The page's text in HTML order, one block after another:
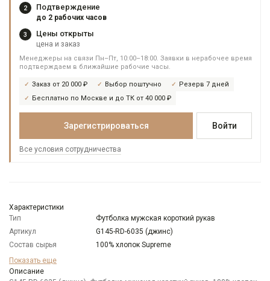
2 Подтверждение
до 2 рабочих часов
3 Цены открыты
цена и заказ
Менеджеры на связи Пн–Пт, 10:00–18:00. Заявки в нерабочее время
подтверждаем в ближайшие рабочие часы.
Заказ от 20 000 ₽ Выбор поштучно
Резерв 7 дней
Бесплатно по Москве и до ТК от 40 000 ₽
Зарегистрироваться Войти
Все условия сотрудничества
Характеристики
Тип
Футболка мужская короткий рукав
Артикул
G145-RD-6035 (джинс)
Состав сырья
100% хлопок Supreme
Бренд
Модель
Показать еще
Описание